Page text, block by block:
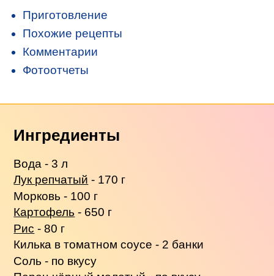
Приготовление
Похожие рецепты
Комментарии
Фотоотчеты
Ингредиенты
Вода - 3 л
Лук репчатый - 170 г
Морковь - 100 г
Картофель - 650 г
Рис - 80 г
Килька в томатном соусе - 2 банки
Соль - по вкусу